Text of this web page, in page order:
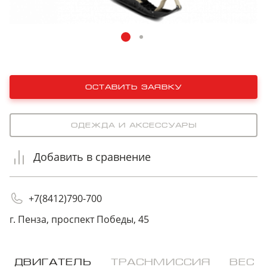
оставить заявку
Одежда и аксессуары
Добавить в сравнение
+7(8412)790-700
г. Пенза, проспект Победы, 45
ДВИГАТЕЛЬ ТРАСНМИССИЯ ВЕС